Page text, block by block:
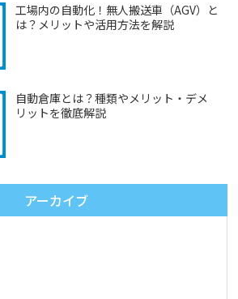
工場内の自動化！無人搬送車（AGV）と
は？メリットや活用方法を解説
自動倉庫とは？種類やメリット・デメ
リットを徹底解説
アーカイブ